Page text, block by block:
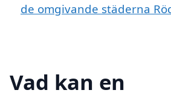
de omgivande städerna
Vad kan en